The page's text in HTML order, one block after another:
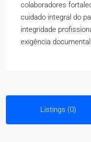
colaboradores
cuidado integral do
integridade
exigência
Listings (0)